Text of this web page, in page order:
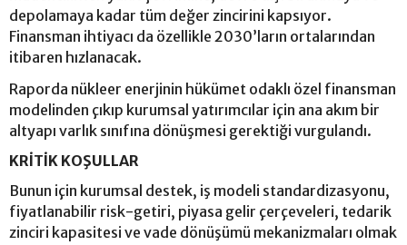
depolamaya kadar tüm değer zincirini kapsıyor.
Finansman ihtiyacı da özellikle 2030’ların ortalarından
itibaren hızlanacak.
Raporda nükleer enerjinin hükümet odaklı özel finansman
modelinden çıkıp kurumsal yatırımcılar için ana akım bir
altyapı varlık sınıfına dönüşmesi gerektiği vurgulandı.
KRİTİK KOŞULLAR
Bunun için kurumsal destek, iş modeli standardizasyonu,
fiyatlanabilir risk-getiri, piyasa gelir çerçeveleri, tedarik
zinciri kapasitesi ve vade dönüşümü mekanizmaları olmak